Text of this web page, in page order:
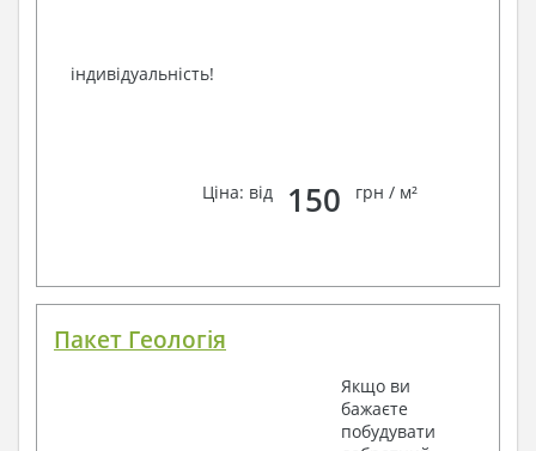
індивідуальність!
Ціна: від 150 грн / м²
Пакет Геологія
Якщо ви
бажаєте
побудувати